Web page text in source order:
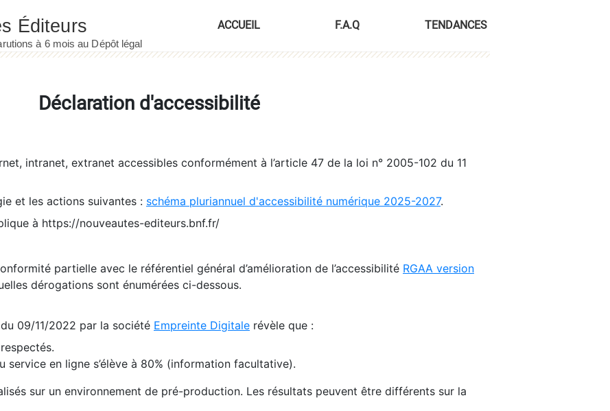
ACCUEIL F.A.Q TENDANCES
Déclaration d'accessibilité
intranet, extranet accessibles conformément à l’article 47 de la loi n° 2005-102 du 11
et les actions suivantes : schéma pluriannuel d'accessibilité numérique 2025-2027.
à https://nouveautes-editeurs.bnf.fr/
partielle avec le référentiel général d’amélioration de l’accessibilité RGAA version
dérogations sont énumérées ci-dessous.
09/11/2022 par la société Empreinte Digitale révèle que :
en ligne s’élève à 80% (information facultative).
sur un environnement de pré-production. Les résultats peuvent être différents sur la